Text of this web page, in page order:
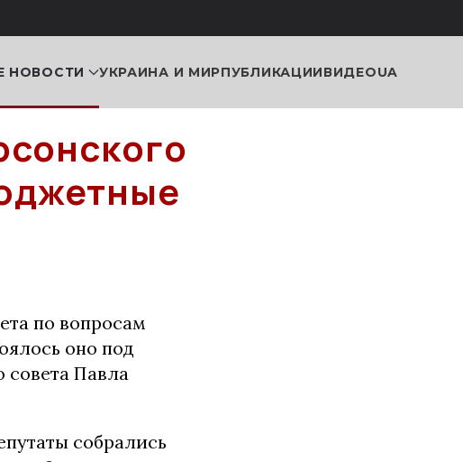
НОВОСТИ УКРАИНА И МИРПУБЛИКАЦИИВИДЕОUA
по вопросам
оно под
совета Павла
собрались